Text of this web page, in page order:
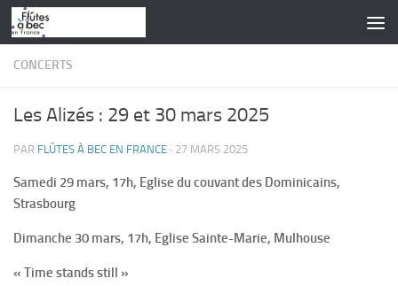
Skip to content
CONCERTS
Les Alizés : 29 et 30 mars 2025
PAR FLÛTES À BEC EN FRANCE · 27 MARS 2025
Samedi 29 mars, 17h, Eglise du couvant des Dominicains,
Strasbourg
Dimanche 30 mars, 17h, Eglise Sainte-Marie, Mulhouse
« Time stands still »